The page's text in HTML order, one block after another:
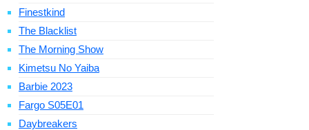
Finestkind
The Blacklist
The Morning Show
Kimetsu No Yaiba
Barbie 2023
Fargo S05E01
Daybreakers